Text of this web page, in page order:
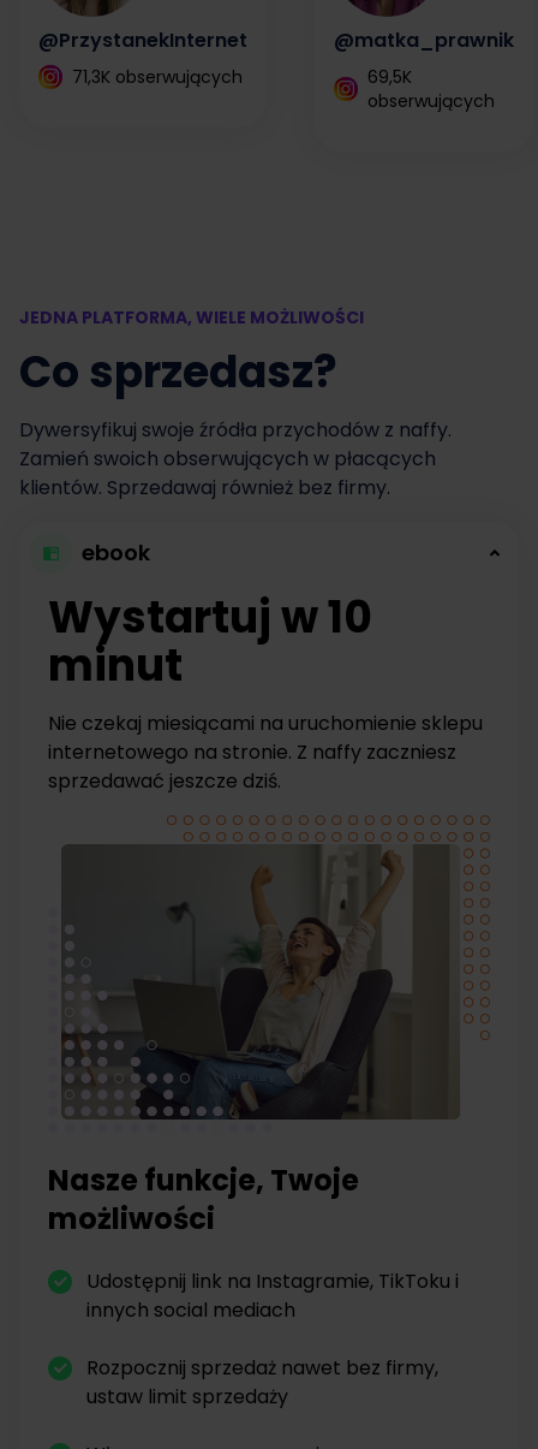
@PrzystanekInternet
71,3K obserwujących
@matka_prawnik
69,5K
obserwujących
JEDNA PLATFORMA, WIELE MOŻLIWOŚCI
Co sprzedasz?
Dywersyfikuj swoje źródła przychodów z naffy.
Zamień swoich obserwujących w płacących
klientów. Sprzedawaj również bez firmy.
ebook
Wystartuj w 10
minut
Nie czekaj miesiącami na uruchomienie sklepu
internetowego na stronie. Z naffy zaczniesz
sprzedawać jeszcze dziś.
Nasze funkcje, Twoje
możliwości
Udostępnij link na Instagramie, TikToku i
innych social mediach
Rozpocznij sprzedaż nawet bez firmy,
ustaw limit sprzedaży